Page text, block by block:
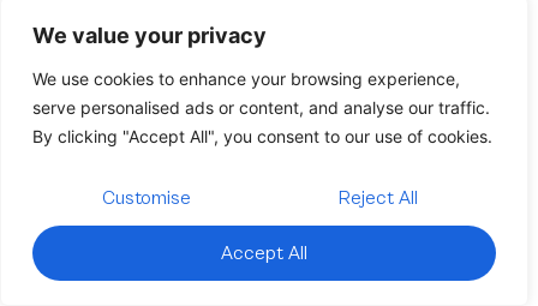
We value your privacy
We use cookies to enhance your browsing experience,
serve personalised ads or content, and analyse our traffic.
By clicking "Accept All", you consent to our use of cookies.
Customise Reject All
Accept All
Disponibilitate
Luni – Vineri, 9–19
Timp mediu de răspuns: 2 ore.